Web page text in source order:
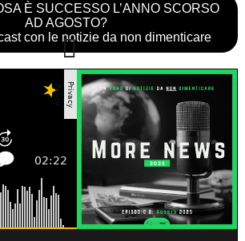
È SUCCESSO L’ANNO SCORSO
AD AGOSTO?
con le notizie da non dimenticare